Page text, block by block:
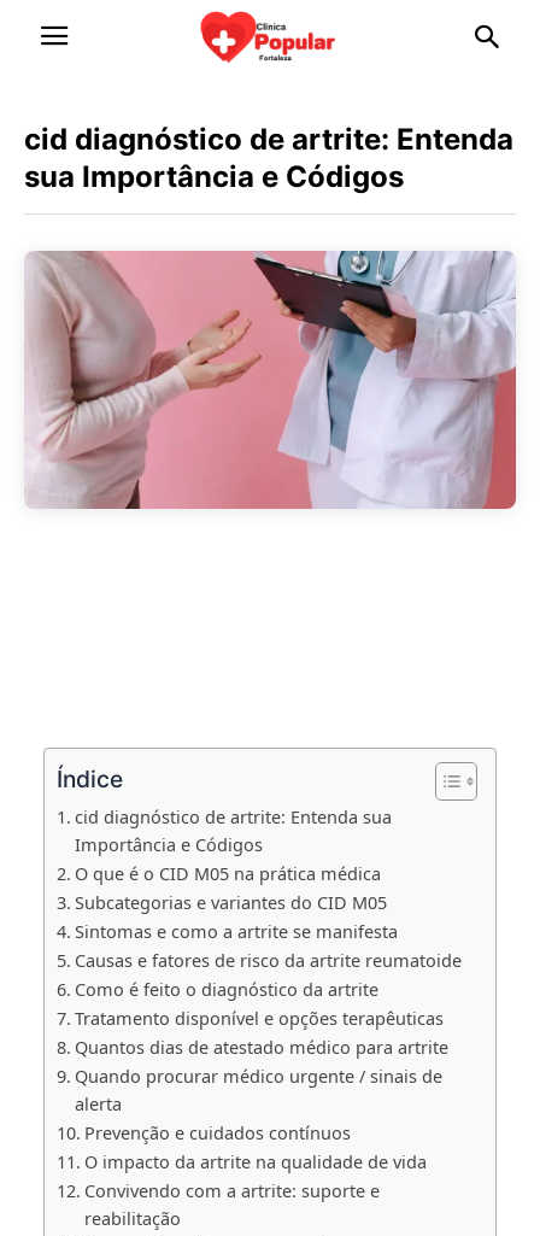
cid diagnóstico de artrite: Entenda
sua Importância e Códigos
Índice
cid diagnóstico de artrite: Entenda sua
Importância e Códigos
O que é o CID M05 na prática médica
Subcategorias e variantes do CID M05
Sintomas e como a artrite se manifesta
Causas e fatores de risco da artrite reumatoide
Como é feito o diagnóstico da artrite
Tratamento disponível e opções terapêuticas
Quantos dias de atestado médico para artrite
Quando procurar médico urgente / sinais de
alerta
Prevenção e cuidados contínuos
O impacto da artrite na qualidade de vida
Convivendo com a artrite: suporte e
reabilitação